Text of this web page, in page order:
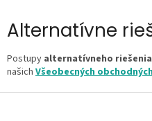
Alternatívne
Postupy alternatívneho
našich Všeobecných
Z